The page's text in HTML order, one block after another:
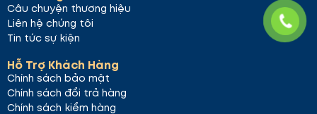
Câu chuyện thương hiệu
Liên hệ chúng tôi
Tin tức sự kiện
Hỗ Trợ Khách Hàng
Chính sách bảo mật
Chính sách đổi trả hàng
Chính sách kiểm hàng